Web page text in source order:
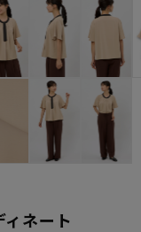
ネート